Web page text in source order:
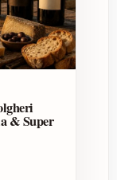
ein
werden.
private
er durch
als
& Super